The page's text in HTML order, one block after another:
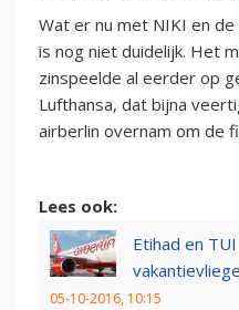
Wat er nu met NIKI en
is nog niet duidelijk. Het
zinspeelde al eerder op
Lufthansa, dat bijna
airberlin overnam om de
Lees ook:
Etihad en
05-10-2016, 10:15